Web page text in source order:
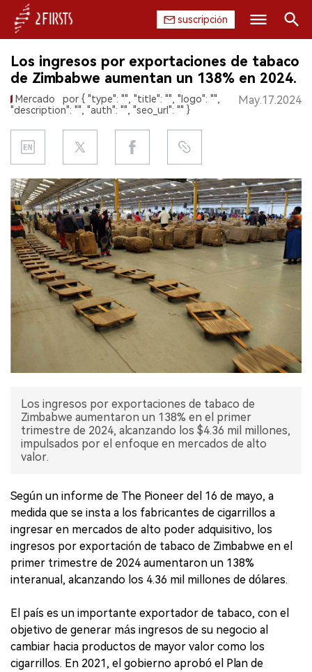
suscripción
INICIO
EMPRESA
PRODUCTO
CHINA
DATOS
EXPOSICIÓN
ENTREVISTA
Buscar
Los ingresos por exportaciones de tabaco
de Zimbabwe aumentan un 138% en 2024.
Mercado
por { "type": "", "title": "", "logo": "",
"description": "", "auth": "", "seo_url": "" }
May.17.2024
Los ingresos por exportaciones de tabaco de
Zimbabwe aumentaron un 138% en el primer
trimestre de 2024, alcanzando los $4.36 mil millones,
impulsados por el enfoque en mercados de alto
valor.
Según un informe de The Pioneer del 16 de mayo, a
medida que se insta a los fabricantes de cigarrillos a
ingresar en mercados de alto poder adquisitivo, los
ingresos por exportación de tabaco de Zimbabwe en el
primer trimestre de 2024 aumentaron un 138%
interanual, alcanzando los 4.36 mil millones de dólares.
El país es un importante exportador de tabaco, con el
objetivo de generar más ingresos de su negocio al
cambiar hacia productos de mayor valor como los
cigarrillos. En 2021, el gobierno aprobó el Plan de